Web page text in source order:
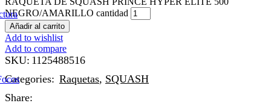
NEGRO/AMARILLO cantidad
Añadir al carrito
Add to wishlist
Add to compare
SKU: 1125488516
Categories: Raquetas, SQUASH
Share: